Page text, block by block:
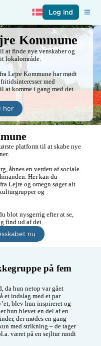
Log ind
Kommune
at finde nye venskaber og
lokalområde.
Lejre Kommune har mødt
med
at komme i gang med det
her
platform til at skabe nye
åbnes en verden af sociale
Her kan du
Lejre og omegn søger alt
og
blot nysgerrig efter at se,
find ud af det
nu
på fem
da hun netop var gået
et indslag med et par
blev hun inspireret og
hun blevet en del af en
der mødes en gang
med strikning – de tager
været på en sejltur rundt